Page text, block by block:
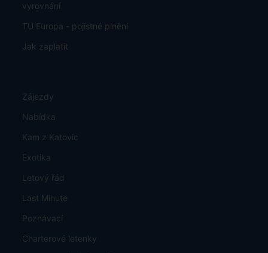
vyrovnání
TU Europa - pojistné plnění
Jak zaplatit
Zájezdy
Nabídka
Kam z Katovic
Exotika
Letový řád
Last Minute
Poznávací
Charterové letenky